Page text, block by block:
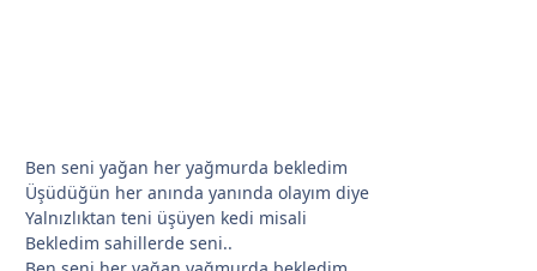
Ben seni yağan her yağmurda bekledim
Üşüdüğün her anında yanında olayım diye
Yalnızlıktan teni üşüyen kedi misali
Bekledim sahillerde seni..